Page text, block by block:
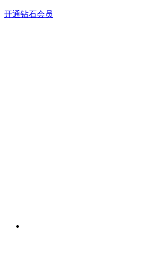
开通钻石会员